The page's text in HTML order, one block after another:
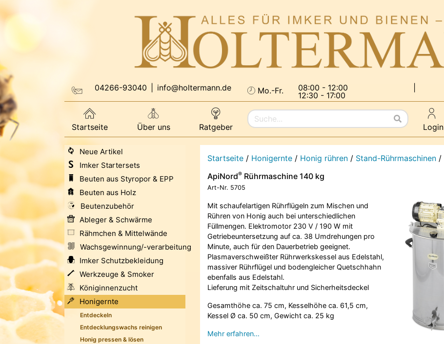
04266-93040 info@holtermann.de Mo.-Fr. 08:00 - 12:00
12:30 - 17:00
Startseite Über uns Ratgeber Login
Neue Artikel
Imker Startersets
Beuten aus Styropor & EPP
Beuten aus Holz
Beutenzubehör
Ableger & Schwärme
Rähmchen & Mittelwände
Wachsgewinnung/-verarbeitung
Imker Schutzbekleidung
Werkzeuge & Smoker
Königinnenzucht
Honigernte
Entdeckeln
Entdecklungswachs reinigen
Honig pressen & lösen
Startseite / Honigernte / Honig rühren / Stand-Rührmaschinen /
ApiNord®Rührmaschine 140 kg
Art-Nr. 5705
Mit schaufelartigen Rührflügeln zum Mischen und
Rühren von Honig auch bei unterschiedlichen
Füllmengen. Elektromotor 230 V / 190 W mit
Getriebeuntersetzung auf ca. 38 Umdrehungen pro
Minute, auch für den Dauerbetrieb geeignet.
Plasmaverschweißter Rührwerkskessel aus Edelstahl,
massiver Rührflügel und bodengleicher Quetschhahn
ebenfalls aus Edelstahl.
Lieferung mit Zeitschaltuhr und Sicherheitsdeckel
Gesamthöhe ca. 75 cm, Kesselhöhe ca. 61,5 cm,
Kessel Ø ca. 50 cm, Gewicht ca. 25 kg
Mehr erfahren…